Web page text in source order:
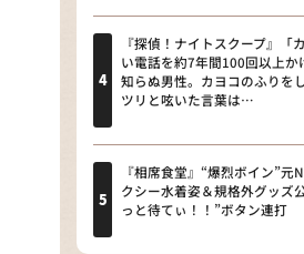
教えて！ニュース
ミカタ
ＬＩＦＥ～夢の
新婚さんいらっ
ポツンと一軒家
ザキ山小屋本館
『探偵！ナイトスクープ』「
い電話を約7年間100回以上か
知らぬ男性。カヨコのふりを
ツリと呟いた言葉は…
『相席食堂』“爆烈ボイン”元
クシー水着姿＆規格外グッズ
っと待てぃ！！”ボタン連打